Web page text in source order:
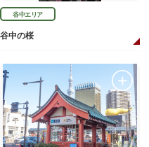
谷中エリア
谷中の桜